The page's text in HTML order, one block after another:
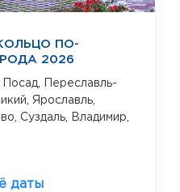
ПО-
2026
Посад,
Переславль-
Ярославль,
Суздаль,
Владимир,
даты